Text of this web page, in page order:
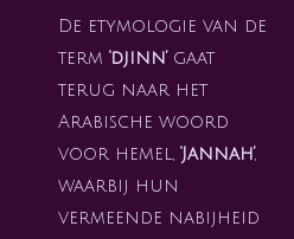
De etymologie van de
term ‘djinn’ gaat
terug naar het
Arabische woord
voor hemel,
‘Jannah’,
waarbij hun
vermeende nabijheid